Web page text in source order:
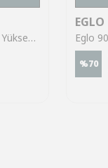
Eglo 39921 "SINSIGA" 150 Cm Yüksekliğinde Çelik Siyah Sarkıt Avize
EGLO
%70